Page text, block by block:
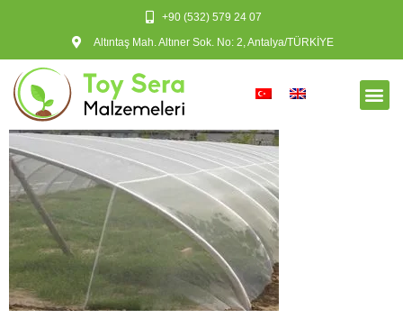
+90 (532) 579 24 07
Altıntaş Mah. Altıner Sok. No: 2, Antalya/TÜRKİYE